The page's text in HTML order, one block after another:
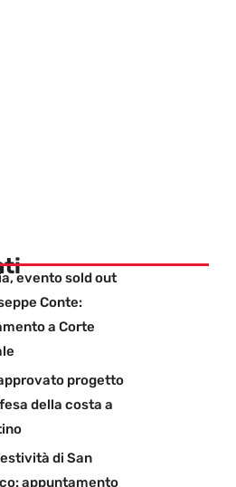
evento sold out
Conte:
a Corte
progetto
della costa a
di San
appuntamento